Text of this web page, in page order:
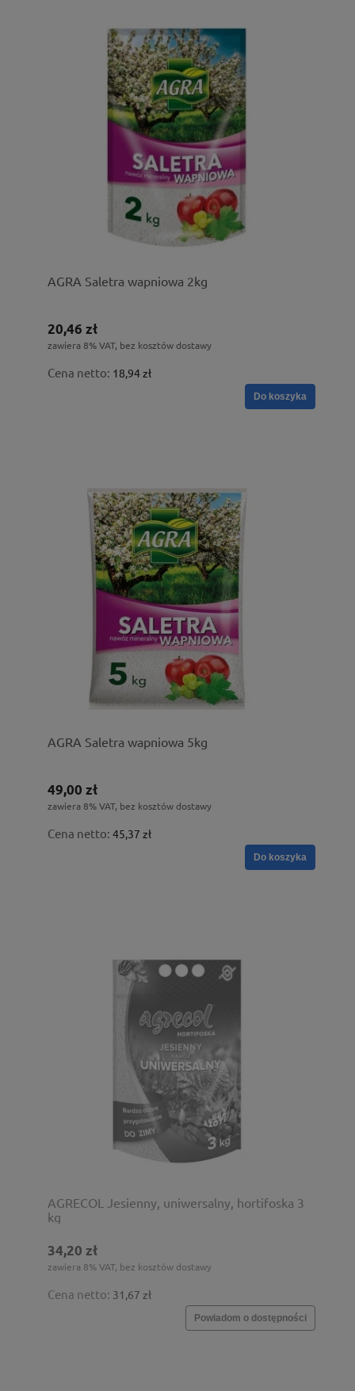
AGRA Saletra wapniowa 2kg
20,46 zł
zawiera 8% VAT, bez kosztów dostawy
Cena netto: 18,94 zł
Do koszyka
AGRA Saletra wapniowa 5kg
49,00 zł
zawiera 8% VAT, bez kosztów dostawy
Cena netto: 45,37 zł
Do koszyka
AGRECOL Jesienny, uniwersalny, hortifoska 3
kg
34,20 zł
zawiera 8% VAT, bez kosztów dostawy
Cena netto: 31,67 zł
Powiadom o dostępności